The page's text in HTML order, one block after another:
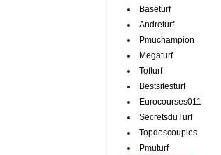
Baseturf
Andreturf
Pmuchampion
Megaturf
Tofturf
Bestsitesturf
Eurocourses011
SecretsduTurf
Topdescouples
Pmuturf